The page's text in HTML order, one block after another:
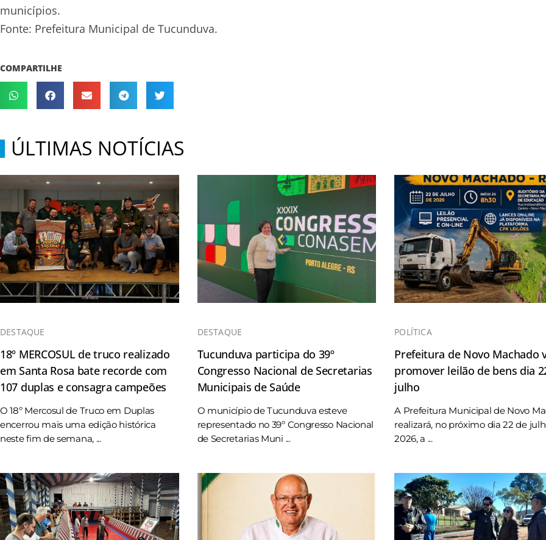
municípios.
Fonte: Prefeitura Municipal de Tucunduva.
COMPARTILHE
ÚLTIMAS NOTÍCIAS
DESTAQUE
18º MERCOSUL de truco realizado
em Santa Rosa bate recorde com
107 duplas e consagra campeões
O 18º Mercosul de Truco em Duplas
encerrou mais uma edição histórica
neste fim de semana, ...
DESTAQUE
Tucunduva participa do 39º
Congresso Nacional de Secretarias
Municipais de Saúde
O município de Tucunduva esteve
representado no 39º Congresso Nacional
de Secretarias Muni ...
POLÍTICA
Prefeitura de Novo Machado
promover leilão de bens dia
julho
A Prefeitura Municipal de Novo
realizará, no próximo dia 22 de
2026, a ...